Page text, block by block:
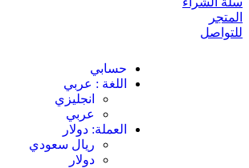
المتجر
للتواصل
حسابي
اللغة : عربي
انجليزي
عربي
العملة: دولار
ريال سعودي
دولار